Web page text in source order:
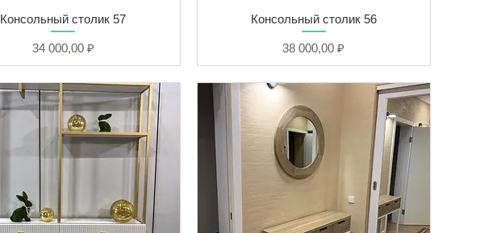
Консольный столик 57
Цена
34 000,00 ₽
Консольный столик 56
Цена
38 000,00 ₽